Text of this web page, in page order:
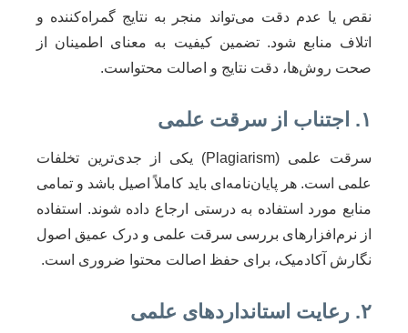
نقص یا عدم دقت می‌تواند منجر به نتایج گمراه‌کننده و
اتلاف منابع شود. تضمین کیفیت به معنای اطمینان از
صحت روش‌ها، دقت نتایج و اصالت محتواست.
۱. اجتناب از سرقت علمی
سرقت علمی (Plagiarism) یکی از جدی‌ترین تخلفات
علمی است. هر پایان‌نامه‌ای باید کاملاً اصیل باشد و تمامی
منابع مورد استفاده به درستی ارجاع داده شوند. استفاده
از نرم‌افزارهای بررسی سرقت علمی و درک عمیق اصول
نگارش آکادمیک، برای حفظ اصالت محتوا ضروری است.
۲. رعایت استانداردهای علمی